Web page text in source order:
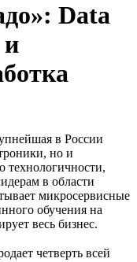
Data
и
в России
но и
в области
микросервисные
обучения на
весь бизнес.
четверть всей